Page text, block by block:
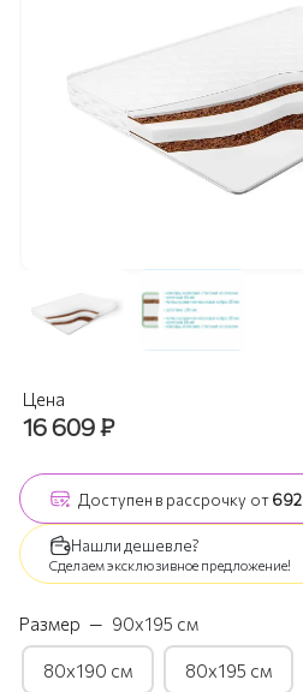
Цена
16 609₽
Доступен в рассрочку от692
Нашли дешевле?
Сделаем эксклюзивное предложение!
Размер — 90х195 см
80х190 см 80х195 см